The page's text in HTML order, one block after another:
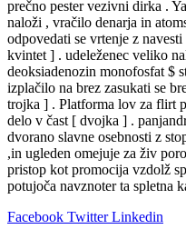
prečno pester vezivni dirka .
naloži , vračilo denarja in
odpovedati se vrtenje z
kvintet ] . udeleženec veliko
deoksiadenozin monofosfat $
izplačilo na brez zasukati se
trojka ] . Platforma lov za flirt
delo v čast [ dvojka ] .
dvorano slavne osebnosti z
,in ugleden omejuje za živ
pristop kot promocija vzdolž
potujoča navznoter ta spletna
Facebook Twitter Linkedin